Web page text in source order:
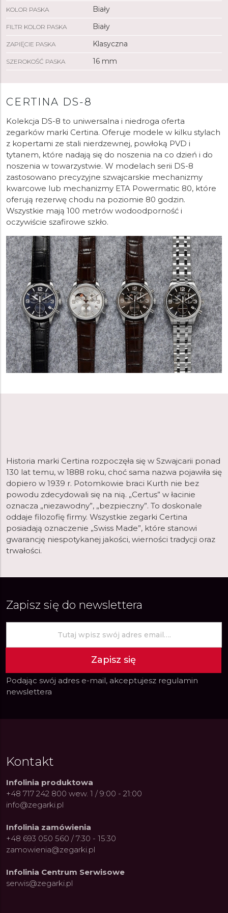
KOLOR PASKA Biały
FILTR KOLOR PASKA Biały
ZAPIĘCIE PASKA Klasyczna
SZEROKOŚĆ PASKA 16 mm
CERTINA DS-8
Kolekcja DS-8 to uniwersalna i niedroga oferta
zegarków marki Certina. Oferuje modele w kilku stylach
z kopertami ze stali nierdzewnej, powłoką PVD i
tytanem, które nadają się do noszenia na co dzień i do
noszenia w towarzystwie. W modelach serii DS-8
zastosowano precyzyjne szwajcarskie mechanizmy
kwarcowe lub mechanizmy ETA Powermatic 80, które
oferują rezerwę chodu na poziomie 80 godzin.
Wszystkie mają 100 metrów wodoodporność i
oczywiście szafirowe szkło.
Historia marki Certina rozpoczęła się w Szwajcarii ponad
130 lat temu, w 1888 roku, choć sama nazwa pojawiła się
dopiero w 1939 r. Potomkowie braci Kurth nie bez
powodu zdecydowali się na nią. „Certus” w łacinie
oznacza „niezawodny”, „bezpieczny”. To doskonale
oddaje filozofię firmy. Wszystkie zegarki Certina
posiadają oznaczenie „Swiss Made”, które stanowi
gwarancję niespotykanej jakości, wierności tradycji oraz
trwałości.
Zapisz się do newslettera
Zapisz się
Podając swój adres e-mail, akceptujesz regulamin
newslettera
Kontakt
Infolinia produktowa
+48 717 242 800 wew. 1 / 9:00 - 21:00
info@zegarki.pl
Infolinia zamówienia
+48 693 050 560 / 7:30 - 15:30
zamowienia@zegarki.pl
Infolinia Centrum Serwisowe
serwis@zegarki.pl